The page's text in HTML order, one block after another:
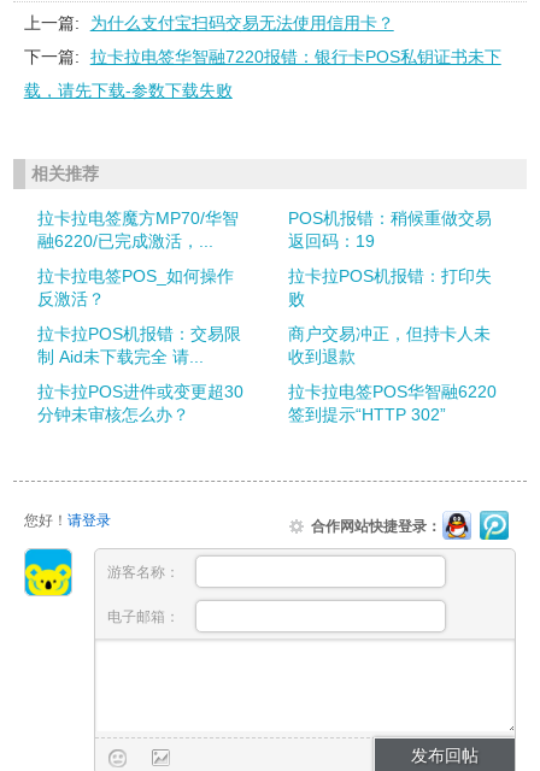
上一篇:
为什么支付宝扫码交易无法使用信用卡？
下一篇:
拉卡拉电签华智融7220报错：银行卡POS私钥证书未下
载，请先下载-参数下载失败
相关推荐
拉卡拉电签魔方MP70/华智
融6220/已完成激活，...
POS机报错：稍候重做交易
返回码：19
拉卡拉电签POS_如何操作
反激活？
拉卡拉POS机报错：打印失
败
拉卡拉POS机报错：交易限
制 Aid未下载完全 请...
商户交易冲正，但持卡人未
收到退款
拉卡拉POS进件或变更超30
分钟未审核怎么办？
拉卡拉电签POS华智融6220
签到提示“HTTP 302”
您好！ 请登录 合作网站快捷登录：
游客名称：
电子邮箱：